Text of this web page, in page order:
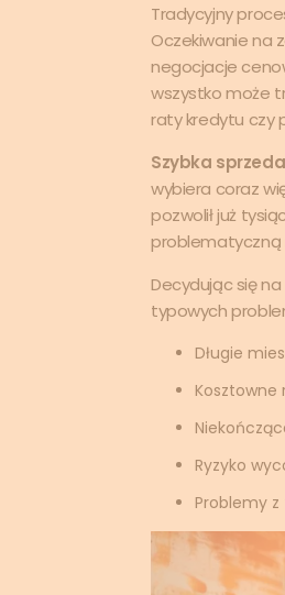
Tradycyjny
Oczekiwanie na
negocjacje
wszystko może
raty kredytu czy
Szybka
wybiera coraz
pozwolił już
problematyczną
Decydując się na
typowych
Długie
Ryzyko
Problemy